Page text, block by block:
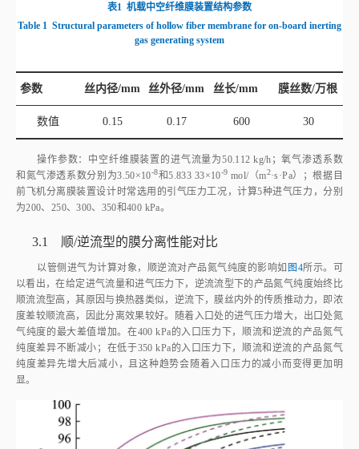
表1 机载中空纤维膜装置结构参数
Table 1 Structural parameters of hollow fiber membrane for on‑board inerting
gas generating system
参数 丝内径/mm 丝外径/mm 丝长/mm 膜丝数/万根
数值 0.15 0.17 600 30
操作参数：中空纤维膜装置的进气流量为50.112 kg/h；氧气渗透系数
和氮气渗透系数分别为3.50×10-8和5.833 33×10-9 mol/（m2·s·Pa）；根据目
前飞机分离膜装置设计时常选用的引气压力工况，计算5种进气压力，分别
为200、250、300、350和400 kPa。
3.1 顺/逆流型的膜分离性能对比
以管侧进气为计算对象，顺逆流对产品氮气纯度的影响如 图4所示。可
以看出，在给定进气流量和进气压力下，逆流流型下的产品氮气纯度始终比
顺流流型高，其原因与换热器类似，逆流下，膜丝内外的传质推动力，即浓
度差较顺流高，因此分离效果较好。随着入口处的进气压力增大，出口处氮
气纯度的最大差值增加。在400 kPa的入口压力下，顺流和逆流的产品氮气
纯度差异不断减小；在低于350 kPa的入口压力下，顺流和逆流的产品氮气
纯度差异先增大后减小，且这种趋势会随着入口压力的减小而变得更加明
显。